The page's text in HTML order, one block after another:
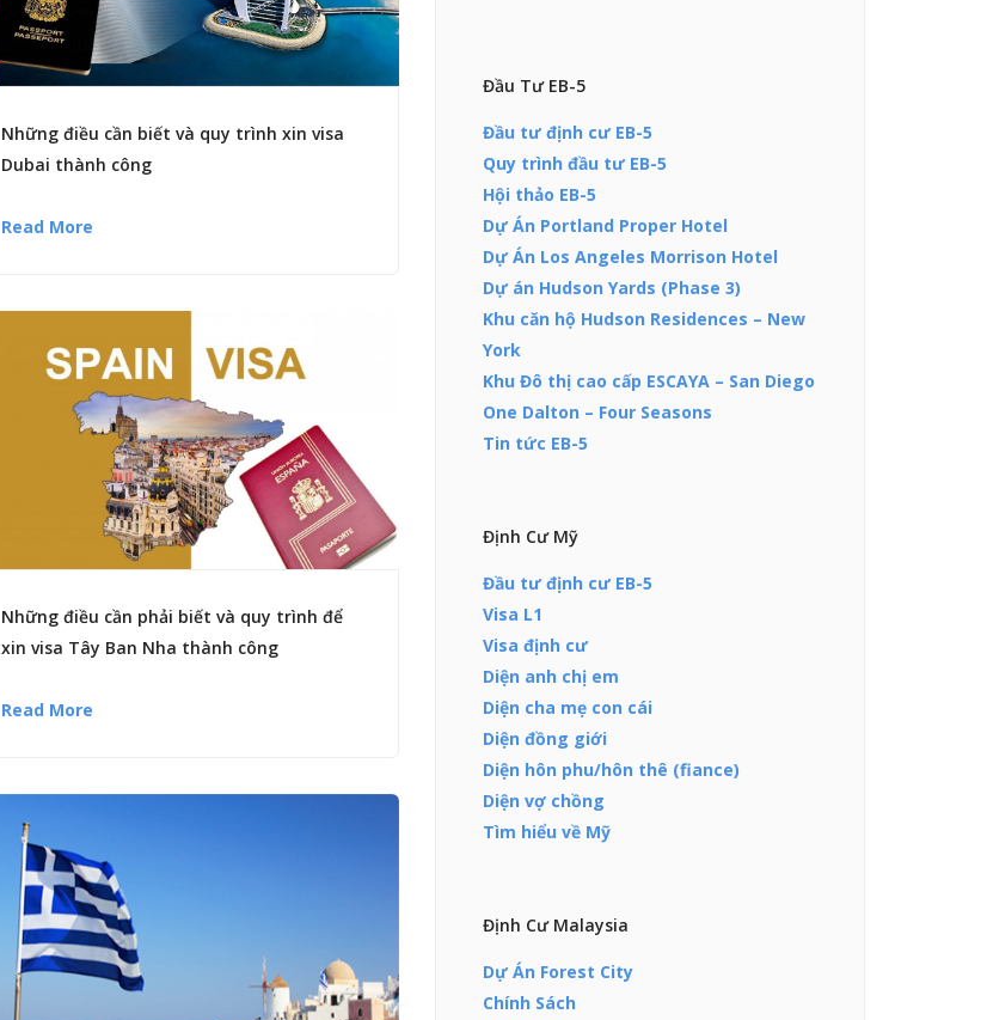
Những điều cần biết và quy trình xin visa
Dubai thành công
Read More
Những điều cần phải biết và quy trình để
xin visa Tây Ban Nha thành công
Read More
Đầu Tư EB-5
Đầu tư định cư EB-5
Quy trình đầu tư EB-5
Hội thảo EB-5
Dự Án Portland Proper Hotel
Dự Án Los Angeles Morrison Hotel
Dự án Hudson Yards (Phase 3)
Khu căn hộ Hudson Residences – New
York
Khu Đô thị cao cấp ESCAYA – San Diego
One Dalton – Four Seasons
Tin tức EB-5
Định Cư Mỹ
Đầu tư định cư EB-5
Visa L1
Visa định cư
Diện anh chị em
Diện cha mẹ con cái
Diện đồng giới
Diện hôn phu/hôn thê (fiance)
Diện vợ chồng
Tìm hiểu về Mỹ
Định Cư Malaysia
Dự Án Forest City
Chính Sách